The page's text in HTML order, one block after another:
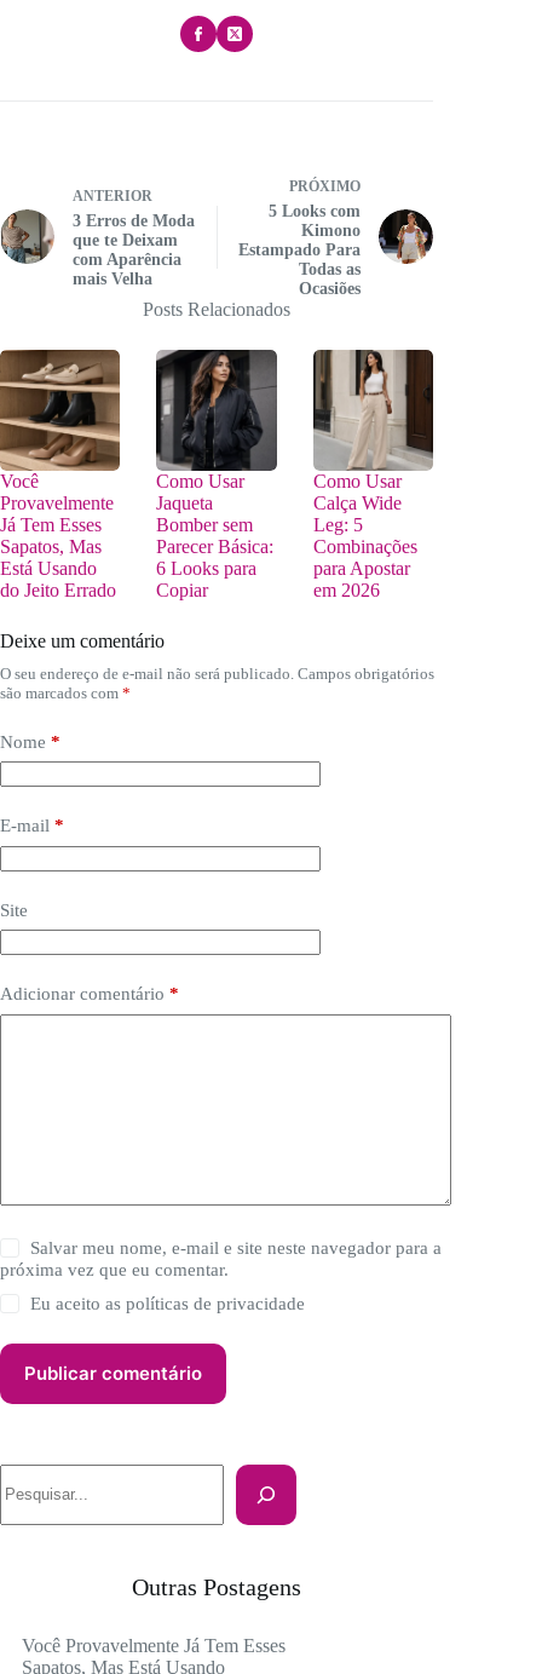
ANTERIOR
3 Erros de Moda
que te Deixam
com Aparência
mais Velha
PRÓXIMO
5 Looks com
Kimono
Estampado Para
Todas as
Ocasiões
Posts Relacionados
Você
Provavelmente
Já Tem Esses
Sapatos, Mas
Está Usando
do Jeito Errado
Como Usar
Jaqueta
Bomber sem
Parecer Básica:
6 Looks para
Copiar
Como Usar
Calça Wide
Leg: 5
Combinações
para Apostar
em 2026
Deixe um comentário
O seu endereço de e-mail não será publicado. Campos obrigatórios
são marcados com *
Nome *
E-mail *
Site
Adicionar comentário *
Salvar meu nome, e-mail e site neste navegador para a
próxima vez que eu comentar.
Eu aceito aspolíticas de privacidade
Publicar comentário
Outras Postagens
Você Provavelmente Já Tem Esses
Sapatos, Mas Está Usando